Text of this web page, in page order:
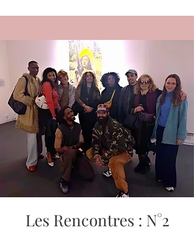
Les Rencontres : N°2